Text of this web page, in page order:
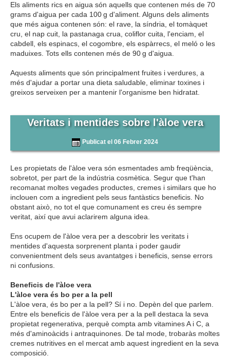
Els aliments rics en aigua són aquells que contenen més de 70
grams d'aigua per cada 100 g d'aliment. Alguns dels aliments
que més aigua contenen són: el rave, la síndria, el tomàquet
cru, el nap cuit, la pastanaga crua, coliflor cuita, l'enciam, el
cabdell, els espinacs, el cogombre, els espàrrecs, el meló o les
maduixes. Tots ells contenen més de 90 g d'aigua.
Aquests aliments que són principalment fruites i verdures, a
més d'ajudar a portar una dieta saludable, eliminar toxines i
greixos serveixen per a mantenir l'organisme ben hidratat.
Veritats i mentides sobre l'àloe vera
Publicat el 06 Febrer 2024
Les propietats de l'àloe vera són esmentades amb freqüència,
sobretot, per part de la indústria cosmètica. Segur que t'han
recomanat moltes vegades productes, cremes i similars que ho
inclouen com a ingredient pels seus fantàstics beneficis. No
obstant això, no tot el que comunament es creu és sempre
veritat, així que avui aclarirem alguna idea.
Ens ocupem de l'àloe vera per a descobrir les veritats i
mentides d'aquesta sorprenent planta i poder gaudir
convenientment dels seus avantatges i beneficis, sense errors
ni confusions.
Beneficis de l'àloe vera
L'àloe vera és bo per a la pell
L'àloe vera, és bo per a la pell? Sí i no. Depèn del que parlem.
Entre els beneficis de l'àloe vera per a la pell destaca la seva
propietat regenerativa, perquè compta amb vitamines A i C, a
més d'aminoàcids i antraquinones. De tal mode, trobaràs moltes
cremes nutritives en el mercat amb aquest ingredient en la seva
composició.